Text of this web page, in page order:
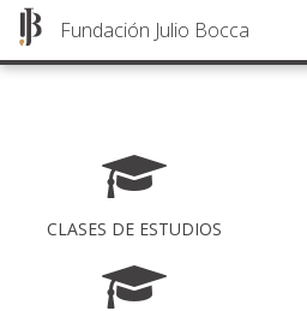
Pasar
Fundación Julio Bocca
CLASES DE ESTUDIOS